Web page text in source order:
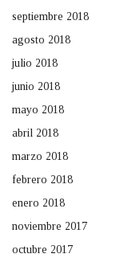
septiembre 2018
agosto 2018
julio 2018
junio 2018
mayo 2018
abril 2018
marzo 2018
febrero 2018
enero 2018
noviembre 2017
octubre 2017